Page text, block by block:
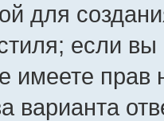
для
если
прав
варианта